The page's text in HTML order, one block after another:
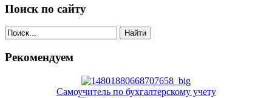
Поиск по сайту
Найти
Рекомендуем
Самоучитель по бухгалтерскому учету